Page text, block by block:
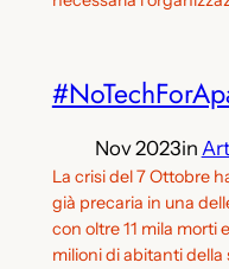
Nov 2023in
La crisi del 7 Ottobre
già precaria in una
con oltre 11 mila morti
milioni di abitanti della